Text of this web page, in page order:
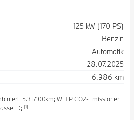
125 kW (170 PS)
Benzin
Automatik
28.07.2025
6.986 km
5.3 l/100km; WLTP CO2-Emissionen
D; [1]